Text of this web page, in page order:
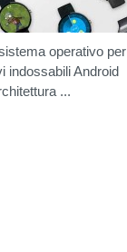
operativo per
indossabili Android
...